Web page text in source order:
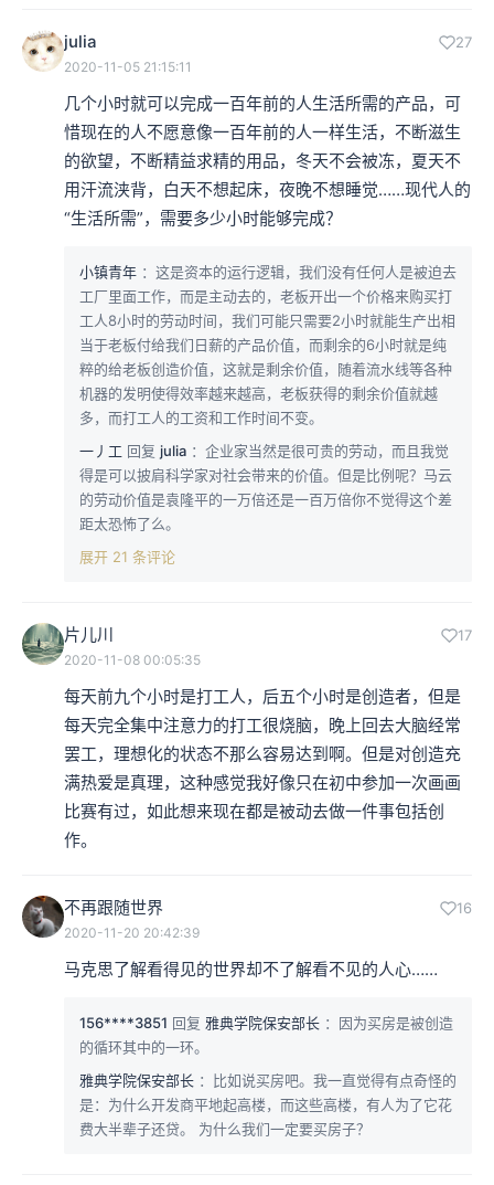
julia 27
2020-11-05 21:15:11
几个小时就可以完成一百年前的人生活所需的产品，可
惜现在的人不愿意像一百年前的人一样生活，不断滋生
的欲望，不断精益求精的用品，冬天不会被冻，夏天不
用汗流浃背，白天不想起床，夜晚不想睡觉……现代人的
“生活所需”，需要多少小时能够完成？
小镇青年 ：这是资本的运行逻辑，我们没有任何人是被迫去
工厂里面工作，而是主动去的，老板开出一个价格来购买打
工人8小时的劳动时间，我们可能只需要2小时就能生产出相
当于老板付给我们日薪的产品价值，而剩余的6小时就是纯
粹的给老板创造价值，这就是剩余价值，随着流水线等各种
机器的发明使得效率越来越高，老板获得的剩余价值就越
多，而打工人的工资和工作时间不变。
一丿工 回复 julia ：企业家当然是很可贵的劳动，而且我觉
得是可以披肩科学家对社会带来的价值。但是比例呢？马云
的劳动价值是袁隆平的一万倍还是一百万倍你不觉得这个差
距太恐怖了么。
展开 21 条评论
片儿川 17
2020-11-08 00:05:35
每天前九个小时是打工人，后五个小时是创造者，但是
每天完全集中注意力的打工很烧脑，晚上回去大脑经常
罢工，理想化的状态不那么容易达到啊。但是对创造充
满热爱是真理，这种感觉我好像只在初中参加一次画画
比赛有过，如此想来现在都是被动去做一件事包括创
作。
不再跟随世界 16
2020-11-20 20:42:39
马克思了解看得见的世界却不了解看不见的人心……
156****3851 回复 雅典学院保安部长 ：因为买房是被创造
的循环其中的一环。
雅典学院保安部长 ：比如说买房吧。我一直觉得有点奇怪的
是：为什么开发商平地起高楼，而这些高楼，有人为了它花
费大半辈子还贷。 为什么我们一定要买房子？